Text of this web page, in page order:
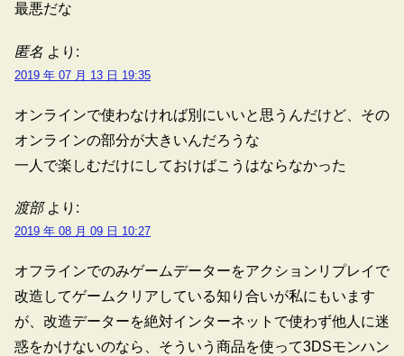
最悪だな
匿名 より:
2019 年 07 月 13 日 19:35
オンラインで使わなければ別にいいと思うんだけど、その
オンラインの部分が大きいんだろうな
一人で楽しむだけにしておけばこうはならなかった
渡部 より:
2019 年 08 月 09 日 10:27
オフラインでのみゲームデーターをアクションリプレイで
改造してゲームクリアしている知り合いが私にもいます
が、改造データーを絶対インターネットで使わず他人に迷
惑をかけないのなら、そういう商品を使って3DSモンハン